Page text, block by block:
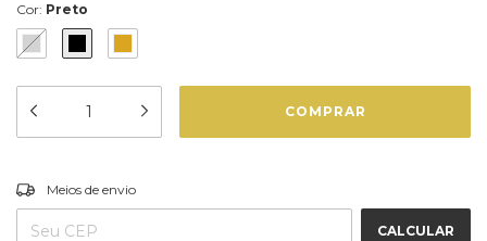
Cor: Preto
Entregas para o CEP:
Meios de envio
CALCULAR